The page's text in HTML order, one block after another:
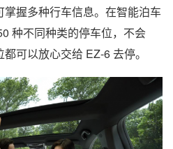
握多种行车信息。在智能泊车
种不同种类的停车位，不会
可以放心交给 EZ-6 去停。